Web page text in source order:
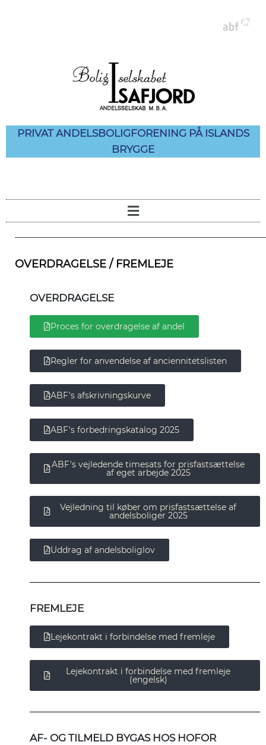
PRIVAT ANDELSBOLIGFORENING PÅ ISLANDS
BRYGGE
OVERDRAGELSE / FREMLEJE
OVERDRAGELSE
Proces for overdragelse af andel
Regler for anvendelse af anciennitetslisten
ABF's afskrivningskurve
ABF's forbedringskatalog 2025
ABF's vejledende timesats for prisfastsættelse
af eget arbejde 2025
Vejledning til køber om prisfastsættelse af
andelsboliger 2025
Uddrag af andelsboliglov
FREMLEJE
Lejekontrakt i forbindelse med fremleje
Lejekontrakt i forbindelse med fremleje
(engelsk)
AF- OG TILMELD BYGAS HOS HOFOR